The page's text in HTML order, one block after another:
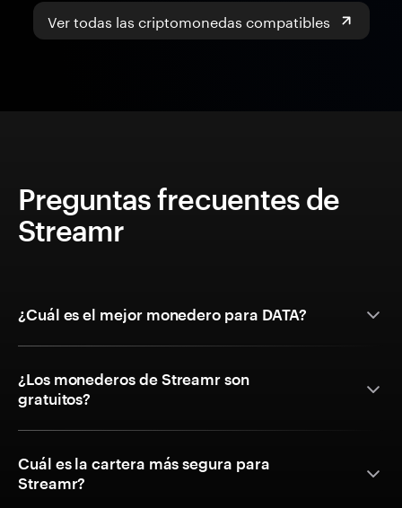
Ver todas las criptomonedas compatibles
Preguntas frecuentes de
Streamr
¿Cuál es el mejor monedero para DATA?
¿Los monederos de Streamr son
gratuitos?
Cuál es la cartera más segura para
Streamr?